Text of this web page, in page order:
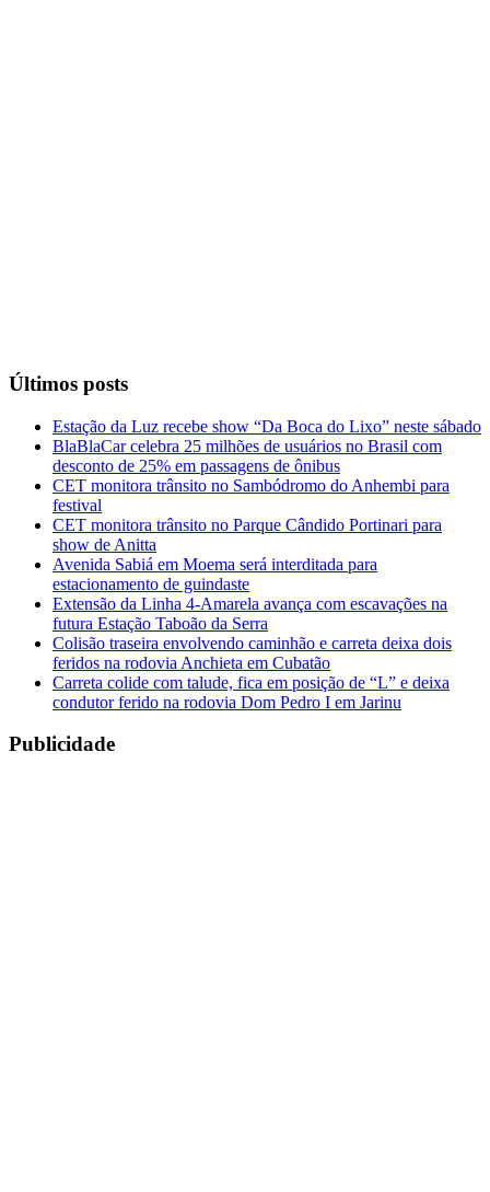
Últimos posts
Estação da Luz recebe show “Da Boca do Lixo” neste sábado
BlaBlaCar celebra 25 milhões de usuários no Brasil com
desconto de 25% em passagens de ônibus
CET monitora trânsito no Sambódromo do Anhembi para
festival
CET monitora trânsito no Parque Cândido Portinari para
show de Anitta
Avenida Sabiá em Moema será interditada para
estacionamento de guindaste
Extensão da Linha 4-Amarela avança com escavações na
futura Estação Taboão da Serra
Colisão traseira envolvendo caminhão e carreta deixa dois
feridos na rodovia Anchieta em Cubatão
Carreta colide com talude, fica em posição de “L” e deixa
condutor ferido na rodovia Dom Pedro I em Jarinu
Publicidade